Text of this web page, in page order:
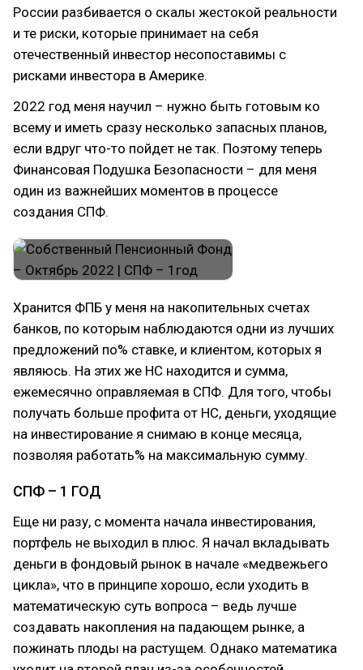
России разбивается о скалы жестокой реальности
и те риски, которые принимает на себя
отечественный инвестор несопоставимы с
рисками инвестора в Америке.
2022 год меня научил – нужно быть готовым ко
всему и иметь сразу несколько запасных планов,
если вдруг что-то пойдет не так. Поэтому теперь
Финансовая Подушка Безопасности – для меня
один из важнейших моментов в процессе
создания СПФ.
Хранится ФПБ у меня на накопительных счетах
банков, по которым наблюдаются одни из лучших
предложений по% ставке, и клиентом, которых я
являюсь. На этих же НС находится и сумма,
ежемесячно оправляемая в СПФ. Для того, чтобы
получать больше профита от НС, деньги, уходящие
на инвестирование я снимаю в конце месяца,
позволяя работать% на максимальную сумму.
СПФ – 1 ГОД
Еще ни разу, с момента начала инвестирования,
портфель не выходил в плюс. Я начал вкладывать
деньги в фондовый рынок в начале «медвежьего
цикла», что в принципе хорошо, если уходить в
математическую суть вопроса – ведь лучше
создавать накопления на падающем рынке, а
пожинать плоды на растущем. Однако математика